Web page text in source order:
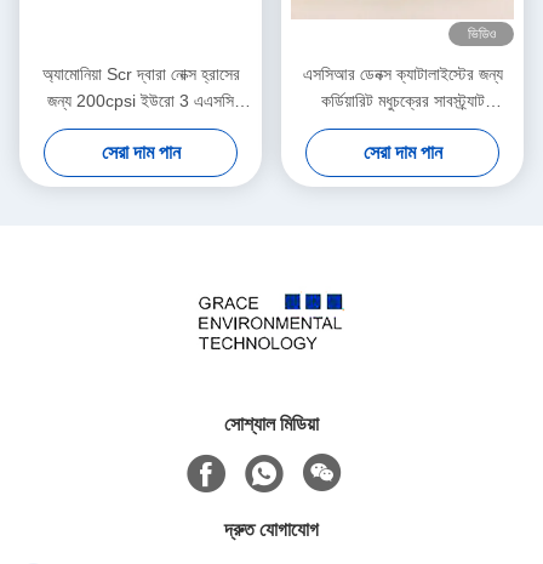
অ্যামোনিয়া Scr দ্বারা নোক্স হ্রাসের
জন্য 200cpsi ইউরো 3 এএসসি
অনুঘটক
সেরা দাম পান
ভিডিও
এসসিআর ডেনক্স ক্যাটালাইস্টের জন্য
কর্ডিয়ারিট মধুচক্রের সাবস্ট্র্যাট
নেতৃস্থানীয় নির্মাতারা
সেরা দাম পান
সোশ্যাল মিডিয়া
দ্রুত যোগাযোগ